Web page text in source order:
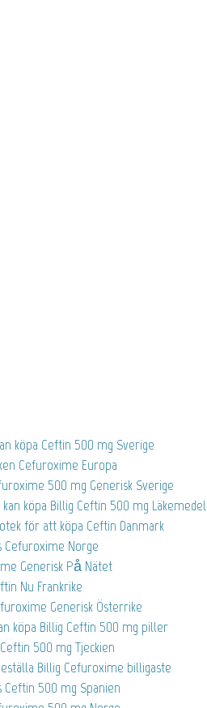
köpa Ceftin 500 mg Sverige
Cefuroxime Europa
500 mg Generisk Sverige
köpa Billig Ceftin 500 mg Läkemedel
för att köpa Ceftin Danmark
Cefuroxime Norge
Generisk På Nätet
Nu Frankrike
Generisk Österrike
köpa Billig Ceftin 500 mg piller
500 mg Tjeckien
Billig Cefuroxime billigaste
Ceftin 500 mg Spanien